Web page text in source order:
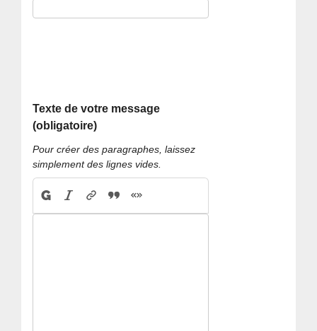
Texte de votre message
(obligatoire)
Pour créer des paragraphes, laissez
simplement des lignes vides.